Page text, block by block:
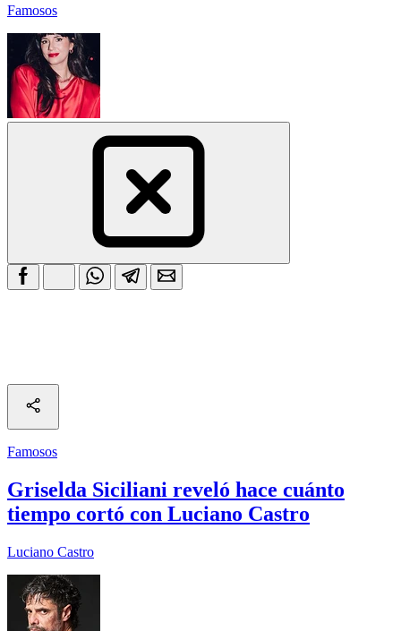
Famosos
Famosos
Griselda Siciliani reveló hace cuánto
tiempo cortó con Luciano Castro
Luciano Castro